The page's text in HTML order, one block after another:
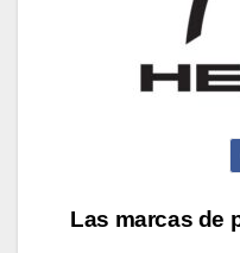
Las marcas de